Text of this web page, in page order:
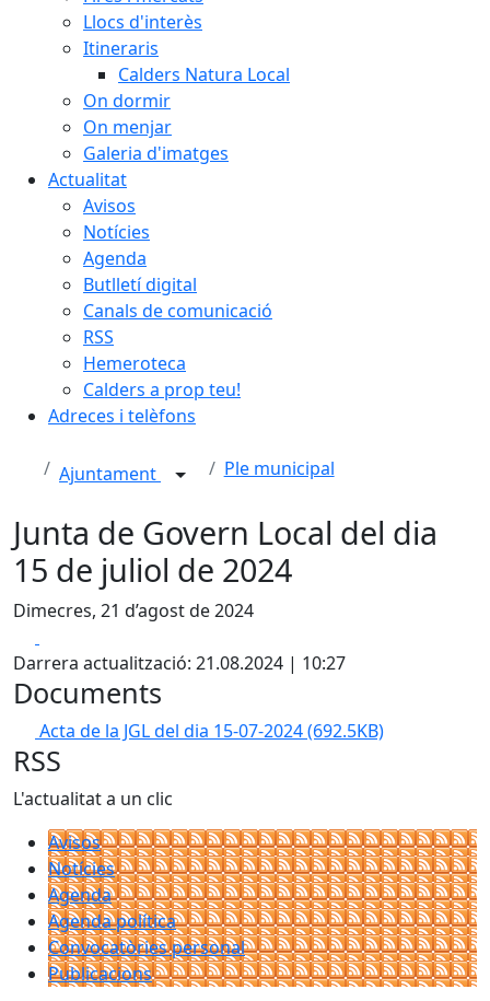
Llocs d'interès
Itineraris
Calders Natura Local
On dormir
On menjar
Galeria d'imatges
Actualitat
Avisos
Notícies
Agenda
Butlletí digital
Canals de comunicació
RSS
Hemeroteca
Calders a prop teu!
Adreces i telèfons
Ajuntament Ple municipal
Junta de Govern Local del dia
15 de juliol de 2024
Dimecres, 21 d’agost de 2024
Darrera actualització: 21.08.2024 | 10:27
Documents
Acta de la JGL del dia 15-07-2024(692.5KB)
RSS
L'actualitat a un clic
Avisos
Notícies
Agenda
Agenda política
Convocatòries personal
Publicacions